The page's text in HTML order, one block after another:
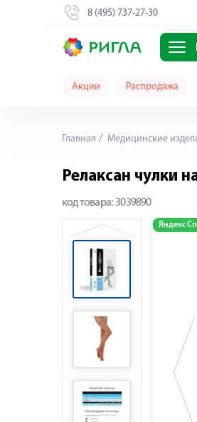
8 (495) 737-27-30
Акции Распродажа
Главная Медицинские
Релаксан чулки
код товара: 3039890
Яндекс